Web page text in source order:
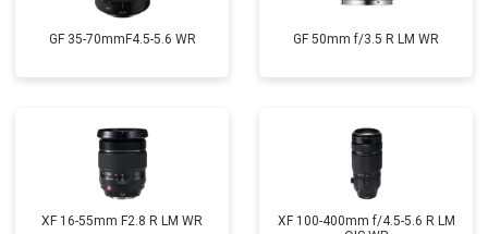
GF 35-70mmF4.5-5.6 WR GF 50mm f/3.5 R LM WR
XF 16-55mm F2.8 R LM WR
XF 100-400mm f/4.5-5.6 R LM